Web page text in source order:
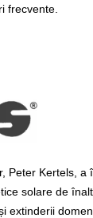
frecvente.
Peter Kertels, a
solare de
extinderii